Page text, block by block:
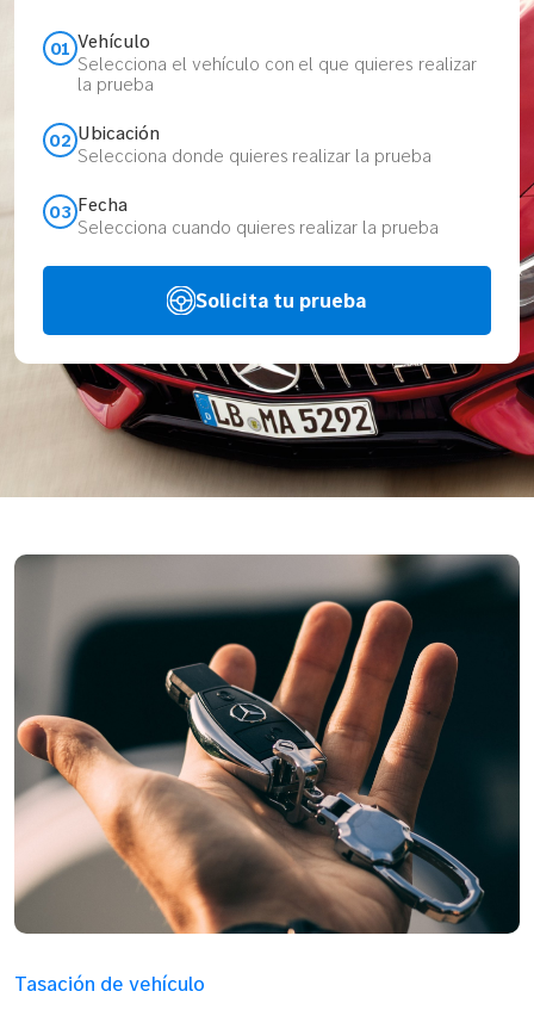
01 Vehículo
Selecciona el vehículo con el que quieres realizar
la prueba
02 Ubicación
Selecciona donde quieres realizar la prueba
03 Fecha
Selecciona cuando quieres realizar la prueba
Solicita tu prueba
Tasación de vehículo